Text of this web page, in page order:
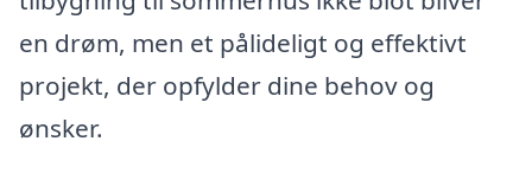
en drøm, men et pålideligt og effektivt
projekt, der opfylder dine behov og
ønsker.